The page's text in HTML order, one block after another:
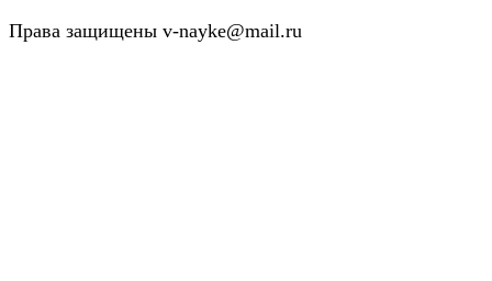
Права защищены v-nayke@mail.ru